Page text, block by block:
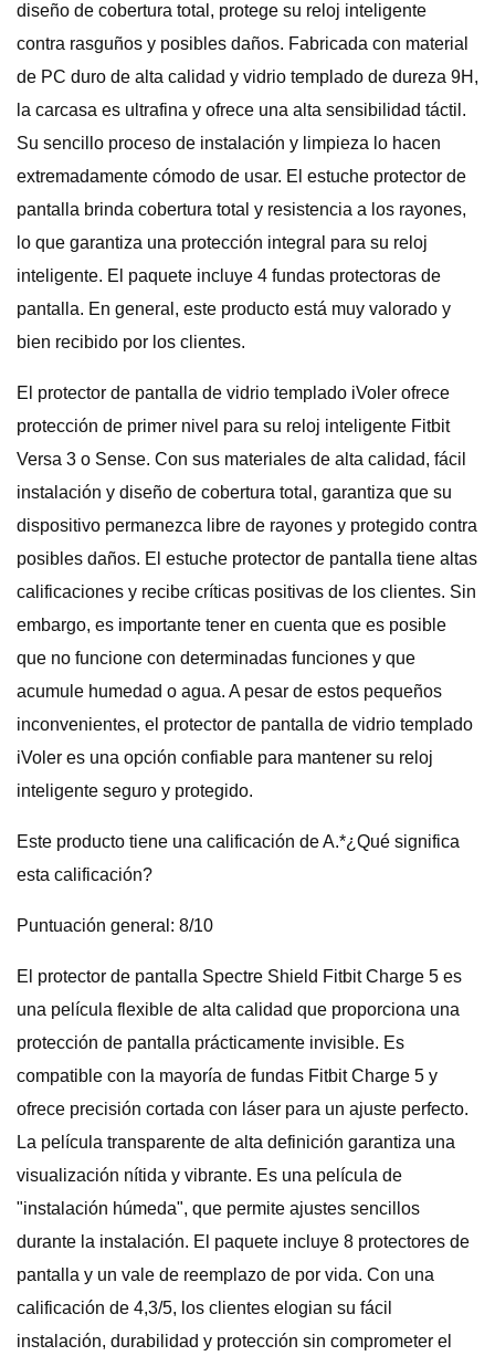
diseño de cobertura total, protege su reloj inteligente
contra rasguños y posibles daños. Fabricada con material
de PC duro de alta calidad y vidrio templado de dureza 9H,
la carcasa es ultrafina y ofrece una alta sensibilidad táctil.
Su sencillo proceso de instalación y limpieza lo hacen
extremadamente cómodo de usar. El estuche protector de
pantalla brinda cobertura total y resistencia a los rayones,
lo que garantiza una protección integral para su reloj
inteligente. El paquete incluye 4 fundas protectoras de
pantalla. En general, este producto está muy valorado y
bien recibido por los clientes.
El protector de pantalla de vidrio templado iVoler ofrece
protección de primer nivel para su reloj inteligente Fitbit
Versa 3 o Sense. Con sus materiales de alta calidad, fácil
instalación y diseño de cobertura total, garantiza que su
dispositivo permanezca libre de rayones y protegido contra
posibles daños. El estuche protector de pantalla tiene altas
calificaciones y recibe críticas positivas de los clientes. Sin
embargo, es importante tener en cuenta que es posible
que no funcione con determinadas funciones y que
acumule humedad o agua. A pesar de estos pequeños
inconvenientes, el protector de pantalla de vidrio templado
iVoler es una opción confiable para mantener su reloj
inteligente seguro y protegido.
Este producto tiene una calificación de A.*¿Qué significa
esta calificación?
Puntuación general: 8/10
El protector de pantalla Spectre Shield Fitbit Charge 5 es
una película flexible de alta calidad que proporciona una
protección de pantalla prácticamente invisible. Es
compatible con la mayoría de fundas Fitbit Charge 5 y
ofrece precisión cortada con láser para un ajuste perfecto.
La película transparente de alta definición garantiza una
visualización nítida y vibrante. Es una película de
"instalación húmeda", que permite ajustes sencillos
durante la instalación. El paquete incluye 8 protectores de
pantalla y un vale de reemplazo de por vida. Con una
calificación de 4,3/5, los clientes elogian su fácil
instalación, durabilidad y protección sin comprometer el